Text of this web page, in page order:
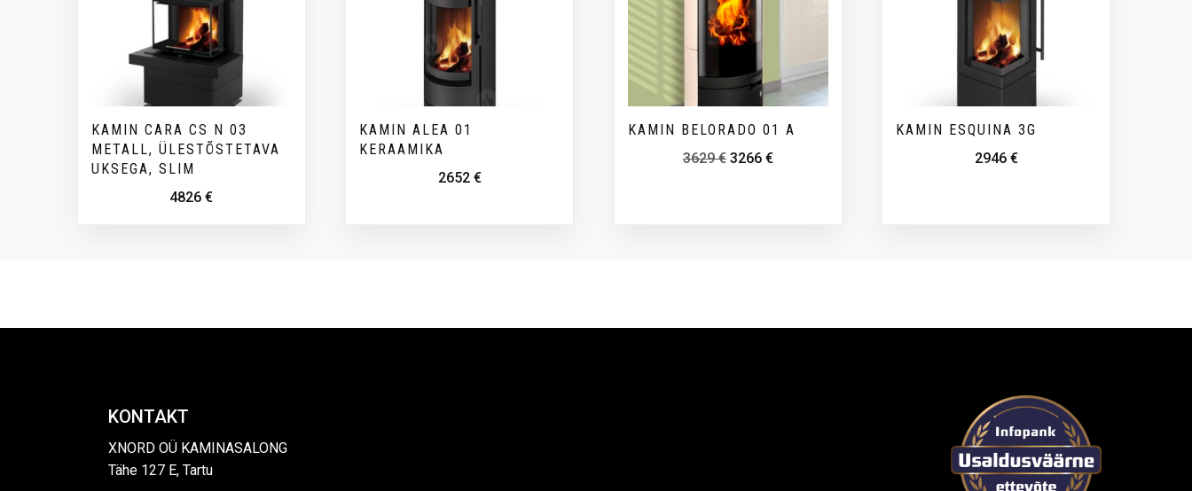
KAMIN CARA CS N 03
METALL, ÜLESTÕSTETAVA
UKSEGA, SLIM
4826€
KAMIN ALEA 01
KERAAMIKA
2652 €
KAMIN BELORADO 01 A
3629€ 3266 €
KAMIN ESQUINA 3G
2946 €
KONTAKT
XNORD OÜ KAMINASALONG
Tähe 127 E, Tartu